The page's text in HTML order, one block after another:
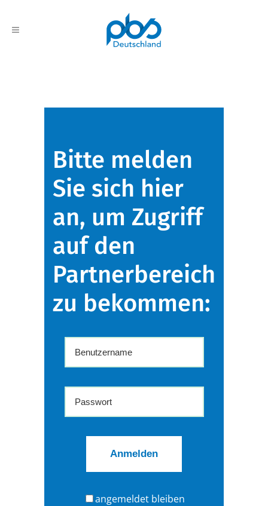
Bitte melden
Sie sich hier
an, um Zugriff
auf den
Partnerbereich
zu bekommen:
angemeldet bleiben